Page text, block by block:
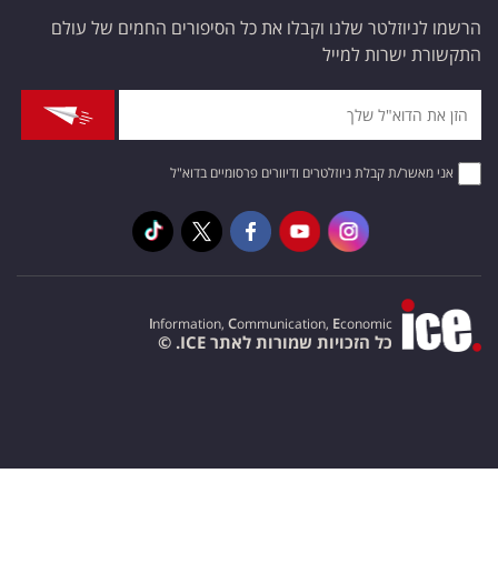
הרשמו לניוזלטר שלנו וקבלו את כל הסיפורים החמים של עולם
התקשורת ישרות למייל
אני מאשר/ת קבלת ניוזלטרים ודיוורים פרסומיים בדוא"ל
Information, Communication, Economic
כל הזכויות שמורות לאתר ICE. ©